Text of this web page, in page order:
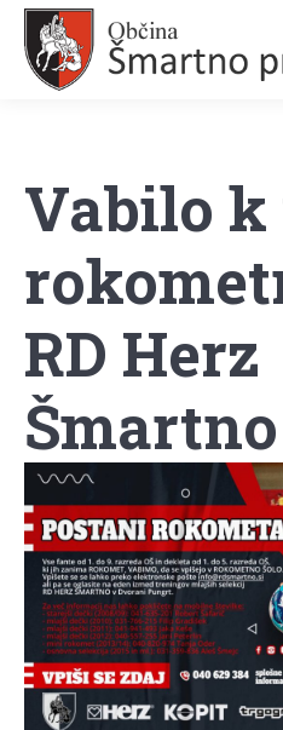
Vabilo
RD Herz
Šmartno